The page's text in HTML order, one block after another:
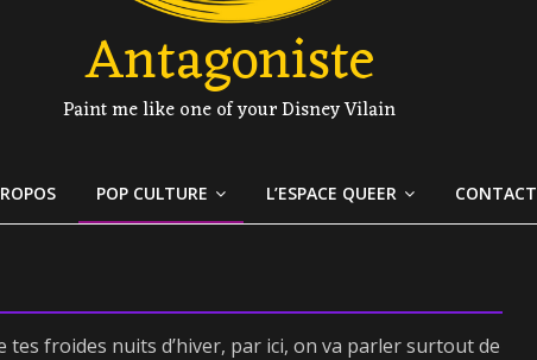
Antagoniste
Paint me like one of your Disney Vilain
POP CULTURE L’ESPACE QUEER CONTACT
tes froides nuits d’hiver, par ici, on va parler surtout de